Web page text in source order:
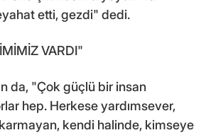
etti, gezdi" dedi.
VARDI"
da, "Çok güçlü bir insan
hep. Herkese yardımsever,
kendi halinde, kimseye